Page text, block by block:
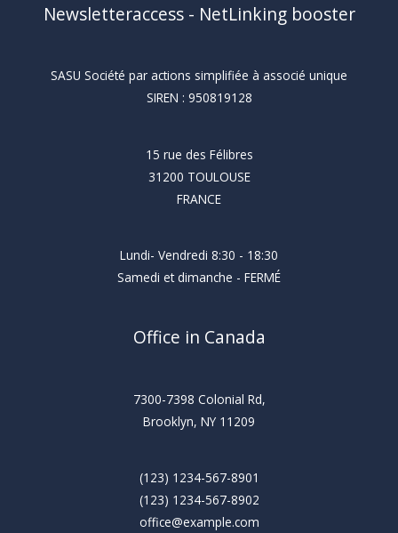
Newsletteraccess - NetLinking booster
SASU Société par actions simplifiée à associé unique
SIREN : 950819128
15 rue des Félibres
31200 TOULOUSE
FRANCE
Lundi- Vendredi 8:30 - 18:30
Samedi et dimanche - FERMÉ
Office in Canada
7300-7398 Colonial Rd,
Brooklyn, NY 11209
(123) 1234-567-8901
(123) 1234-567-8902
office@example.com